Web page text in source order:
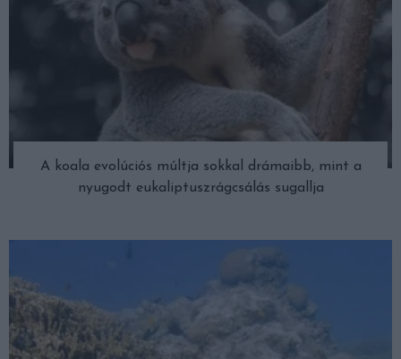
A koala evolúciós múltja sokkal drámaibb, mint a
nyugodt eukaliptuszrágcsálás sugallja